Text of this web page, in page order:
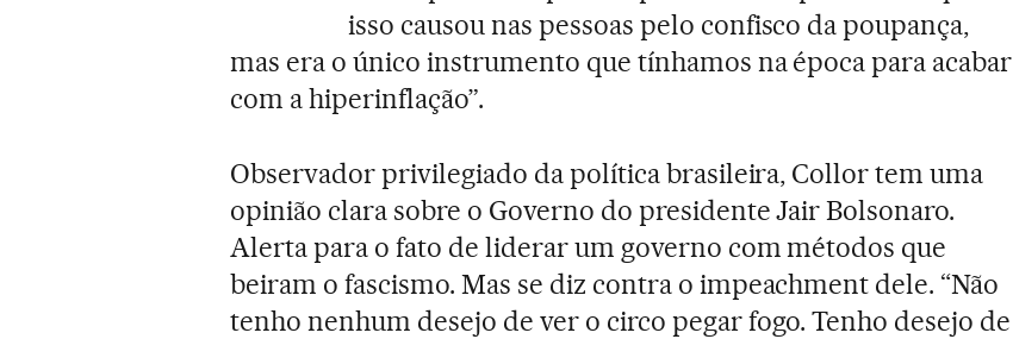
isso causou nas pessoas pelo confisco da poupança,
mas era o único instrumento que tínhamos na época para acabar
com a hiperinflação”.
Observador privilegiado da política brasileira, Collor tem uma
opinião clara sobre o Governo do presidente Jair Bolsonaro.
Alerta para o fato de liderar um governo com métodos que
beiram o fascismo. Mas se diz contra o impeachment dele. “Não
tenho nenhum desejo de ver o circo pegar fogo. Tenho desejo de